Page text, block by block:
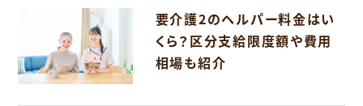
要介護2のヘルパー料金はい
くら？区分支給限度額や費用
相場も紹介